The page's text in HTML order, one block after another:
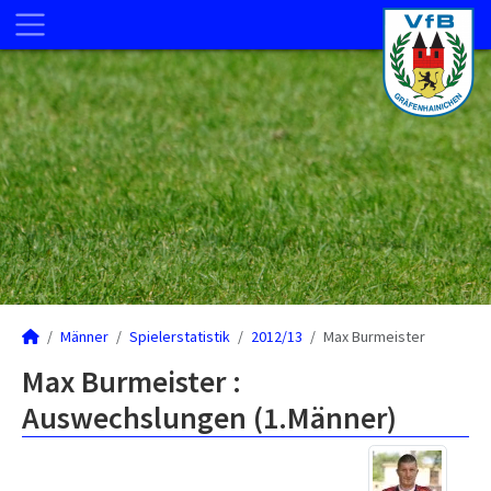
Männer Spielerstatistik 2012/13 Max Burmeister
Max Burmeister :
Auswechslungen (1.Männer)